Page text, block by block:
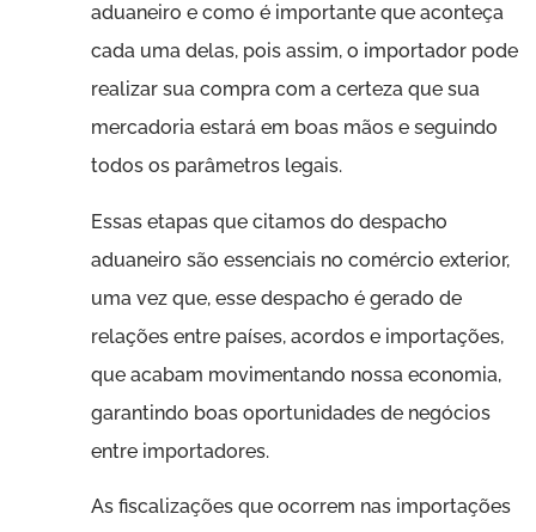
aduaneiro e como é importante que aconteça
cada uma delas, pois assim, o importador pode
realizar sua compra com a certeza que sua
mercadoria estará em boas mãos e seguindo
todos os parâmetros legais.
Essas etapas que citamos do despacho
aduaneiro são essenciais no comércio exterior,
uma vez que, esse despacho é gerado de
relações entre países, acordos e importações,
que acabam movimentando nossa economia,
garantindo boas oportunidades de negócios
entre importadores.
As fiscalizações que ocorrem nas importações